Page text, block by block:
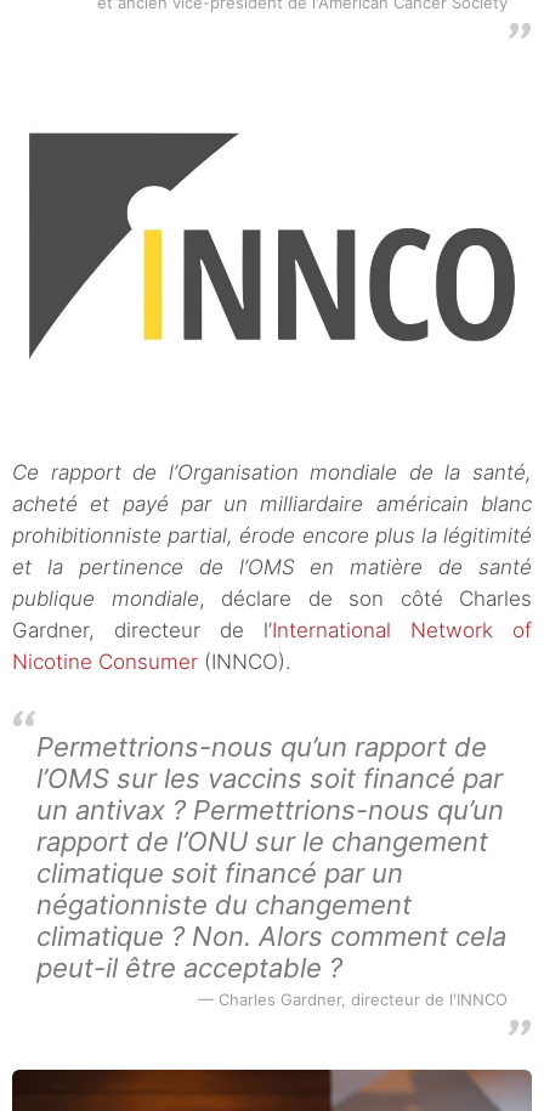
Ce rapport de l’Organisation mondiale de la santé,
acheté et payé par un milliardaire américain blanc
prohibitionniste partial, érode encore plus la légitimité
et la pertinence de l’OMS en matière de santé
publique mondiale, déclare de son côté Charles
Gardner, directeur de l’International Network of
Nicotine Consumer (INNCO).
Permettrions-nous qu’un rapport de
l’OMS sur les vaccins soit financé par
un antivax ? Permettrions-nous qu’un
rapport de l’ONU sur le changement
climatique soit financé par un
négationniste du changement
climatique ? Non. Alors comment cela
peut-il être acceptable ?
Charles Gardner, directeur de l'INNCO